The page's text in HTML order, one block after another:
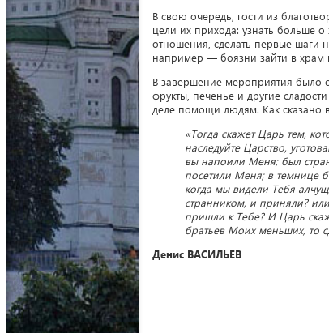
В свою очередь, гости из
цели их прихода: узнать больше
отношения, сделать первые шаги
например — боязни зайти в храм
В завершение мероприятия было
фрукты, печенье и другие
деле помощи людям. Как сказано
«Тогда скажет Царь тем,
наследуйте Царство,
вы напоили Меня; был
посетили Меня; в темнице
когда мы видели Тебя
странником, и приняли?
пришли к Тебе? И Царь
братьев Моих меньших, то
Денис ВАСИЛЬЕВ